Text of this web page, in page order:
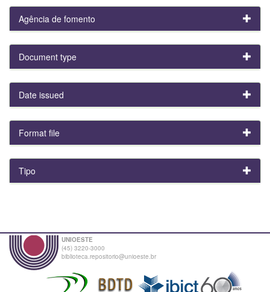
Agência de fomento
Document type
Date issued
Format file
Tipo
UNIOESTE
(45) 3220-3000
biblioteca.repositorio@unioeste.br